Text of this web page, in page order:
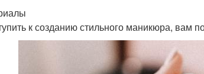
к созданию стильного маникюра, вам